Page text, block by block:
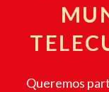
Queremos